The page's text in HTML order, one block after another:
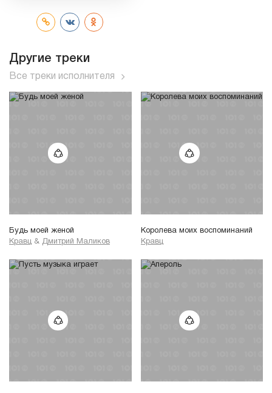
Другие треки
Все треки исполнителя
Будь моей женой
Кравц & Дмитрий Маликов
Королева моих воспоминаний
Кравц